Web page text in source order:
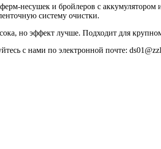
несушек и бройлеров с
систему очистки.
но эффект лучше. Подходит для
с нами по электронной почте: